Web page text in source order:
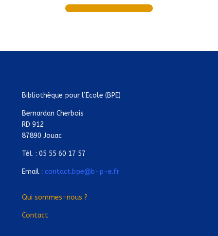
Bibliothèque pour l’Ecole (BPE)
Bernardan Cherbois
RD 912
87890 Jouac
Tél. : 05 55 60 17 57
Email : contact.bpe@b-p-e.fr
Qui sommes-nous ?
Contact